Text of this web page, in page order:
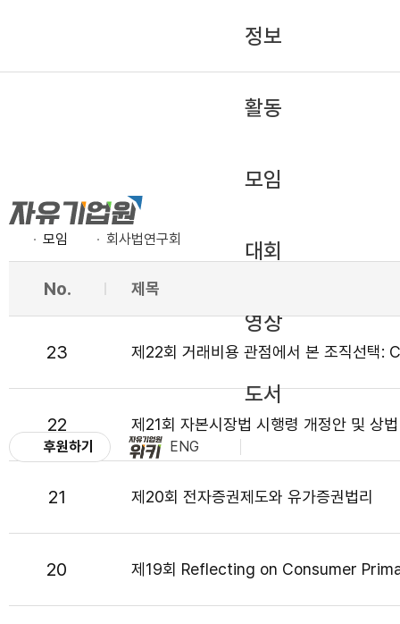
정보
활동
모임
대회
영상
도서
후원하기 ENG
모임 회사법연구회
No. 제목
23 제22회 거래비용 관점에서 본 조직선택:
22 제21회 자본시장법 시행령 개정안 및 상
21 제20회 전자증권제도와 유가증권법리
20 제19회 Reflecting on Consumer